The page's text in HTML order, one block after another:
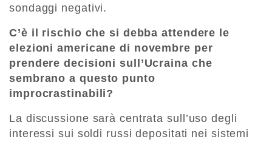
sondaggi negativi.
C’è il rischio che si debba attendere le
elezioni americane di novembre per
prendere decisioni sull’Ucraina che
sembrano a questo punto
improcrastinabili?
La discussione sarà centrata sull’uso degli
interessi sui soldi russi depositati nei sistemi